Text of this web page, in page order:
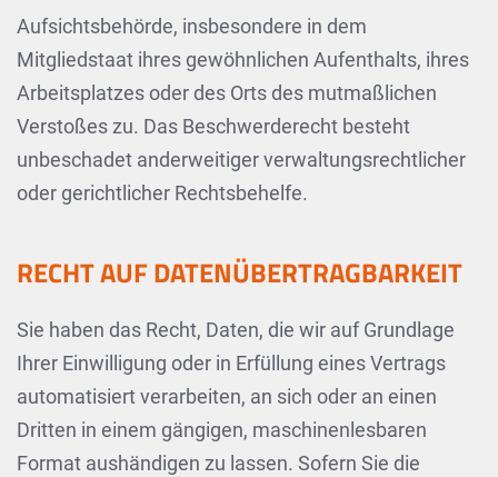
Aufsichtsbehörde, insbesondere in dem
Mitgliedstaat ihres gewöhnlichen Aufenthalts, ihres
Arbeitsplatzes oder des Orts des mutmaßlichen
Verstoßes zu. Das Beschwerderecht besteht
unbeschadet anderweitiger verwaltungsrechtlicher
oder gerichtlicher Rechtsbehelfe.
RECHT AUF DATENÜBERTRAGBARKEIT
Sie haben das Recht, Daten, die wir auf Grundlage
Ihrer Einwilligung oder in Erfüllung eines Vertrags
automatisiert verarbeiten, an sich oder an einen
Dritten in einem gängigen, maschinenlesbaren
Format aushändigen zu lassen. Sofern Sie die